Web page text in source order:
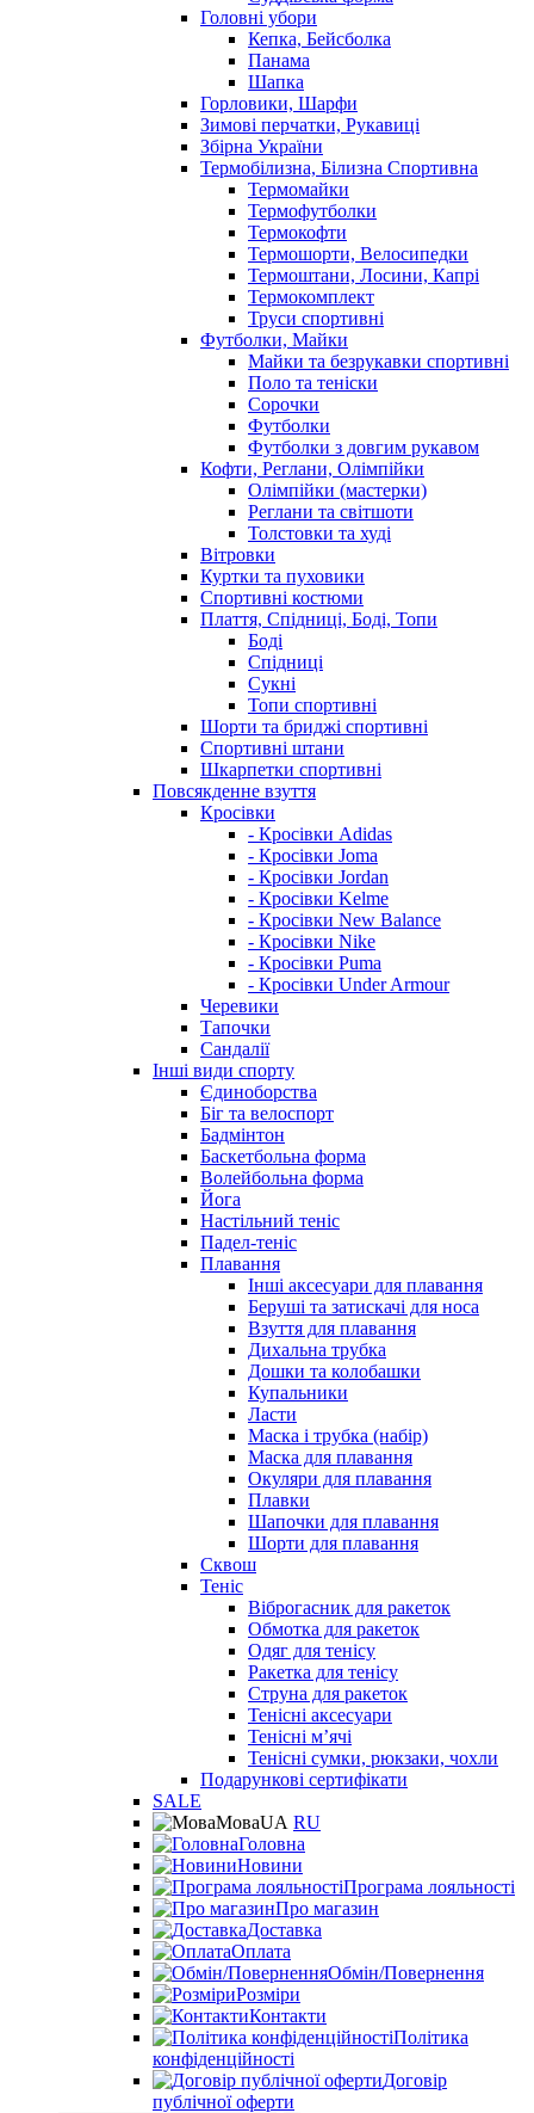
Головні убори
Кепка, Бейсболка
Панама
Шапка
Горловики, Шарфи
Зимові перчатки, Рукавиці
Збірна України
Термобілизна, Білизна Спортивна
Термомайки
Термофутболки
Термокофти
Термошорти, Велосипедки
Термоштани, Лосини, Капрі
Термокомплект
Труси спортивні
Футболки, Майки
Майки та безрукавки спортивні
Поло та теніски
Сорочки
Футболки
Футболки з довгим рукавом
Кофти, Реглани, Олімпійки
Олімпійки (мастерки)
Реглани та світшоти
Толстовки та худі
Вітровки
Куртки та пуховики
Спортивні костюми
Плаття, Спідниці, Боді, Топи
Боді
Спідниці
Сукні
Топи спортивні
Шорти та бриджі спортивні
Спортивні штани
Шкарпетки спортивні
Повсякденне взуття
Кросівки
- Кросівки Adidas
- Кросівки Joma
- Кросівки Jordan
- Кросівки Kelme
- Кросівки New Balance
- Кросівки Nike
- Кросівки Puma
- Кросівки Under Armour
Черевики
Тапочки
Сандалії
Інші види спорту
Єдиноборства
Біг та велоспорт
Бадмінтон
Баскетбольна форма
Волейбольна форма
Йога
Настільний теніс
Падел-теніс
Плавання
Інші аксесуари для плавання
Беруші та затискачі для носа
Взуття для плавання
Дихальна трубка
Дошки та колобашки
Купальники
Ласти
Маска і трубка (набір)
Маска для плавання
Окуляри для плавання
Плавки
Шапочки для плавання
Шорти для плавання
Сквош
Теніс
Віброгасник для ракеток
Обмотка для ракеток
Одяг для тенісу
Ракетка для тенісу
Струна для ракеток
Тенісні аксесуари
Тенісні мʼячі
Тенісні сумки, рюкзаки, чохли
Подарункові сертифікати
SALE
МоваUA RU
Головна
Новини
Програма лояльності
Про магазин
Доставка
Оплата
Обмін/Повернення
Розміри
Контакти
Політика
конфіденційності
Договір
публічної оферти